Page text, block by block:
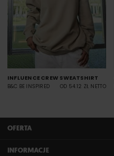
INFLUENCE CREW SWEATSHIRT
B&C BE INSPIRED OD 54.12 ZŁ NETTO
OFERTA
INFORMACJE